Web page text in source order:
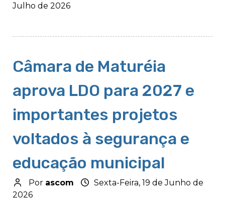
Julho de 2026
Câmara de Maturéia
aprova LDO para 2027 e
importantes projetos
voltados à segurança e
educação municipal
Por ascom
Sexta-Feira, 19 de Junho de
2026